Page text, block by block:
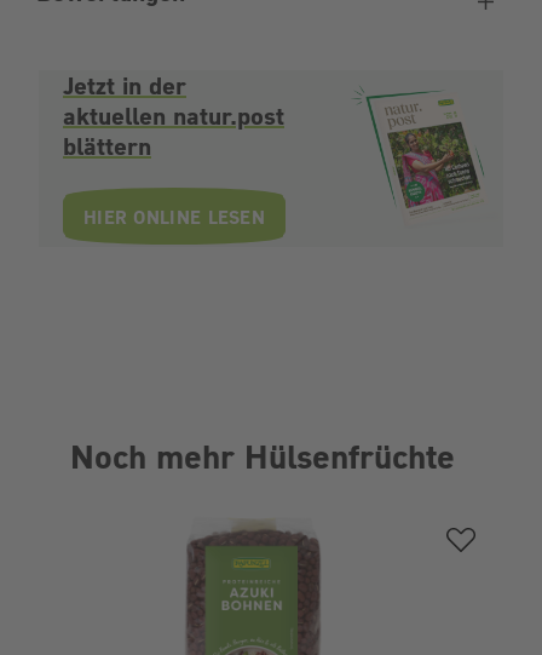
Jetzt in der
aktuellen natur.post
blättern
HIER ONLINE LESEN
Noch mehr Hülsenfrüchte